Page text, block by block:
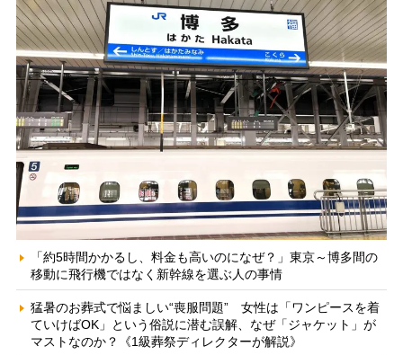
「約5時間かかるし、料金も高いのになぜ？」東京～博多間の
移動に飛行機ではなく新幹線を選ぶ人の事情
猛暑のお葬式で悩ましい“喪服問題” 女性は「ワンピースを着
ていけばOK」という俗説に潜む誤解、なぜ「ジャケット」が
マストなのか？《1級葬祭ディレクターが解説》